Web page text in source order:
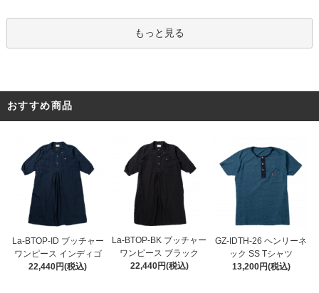
もっと見る
おすすめ商品
La-BTOP-ID ブッチャー
ワンピース インディゴ
22,440円(税込)
La-BTOP-BK ブッチャー
ワンピース ブラック
22,440円(税込)
GZ-IDTH-26 ヘンリーネ
ック SS Tシャツ
13,200円(税込)